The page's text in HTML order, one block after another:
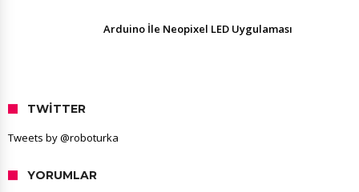
Arduino İle Neopixel LED Uygulaması
TWITTER
Tweets by @roboturka
YORUMLAR